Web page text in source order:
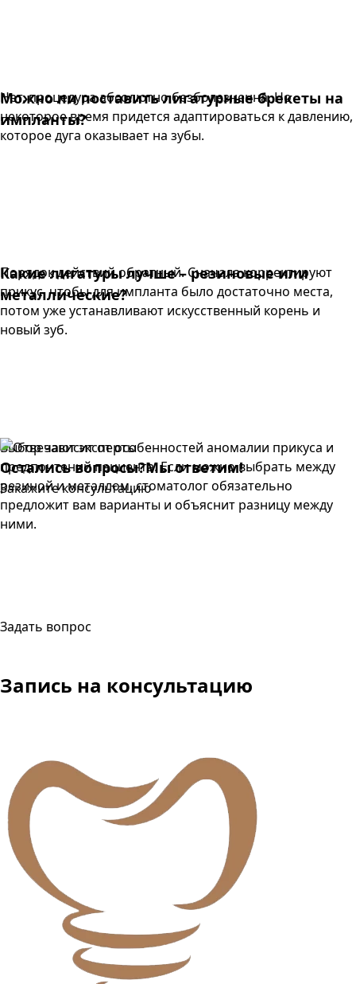
Нет, процедура абсолютно безболезненна. Но
некоторое время придется адаптироваться к давлению,
которое дуга оказывает на зубы.
Можно ли поставить лигатурные брекеты на
импланты?
Порядок действий обратный. Сначала корректируют
прикус, чтобы для импланта было достаточно места,
потом уже устанавливают искусственный корень и
новый зуб.
Какие лигатуры лучше – резиновые или
металлические?
Выбор зависит от особенностей аномалии прикуса и
предпочтений пациента. Если можно выбрать между
резиной и металлом, стоматолог обязательно
предложит вам варианты и объяснит разницу между
ними.
Остались вопросы?Мы ответим!
Закажите консультацию
Задать вопрос
Запись на консультацию